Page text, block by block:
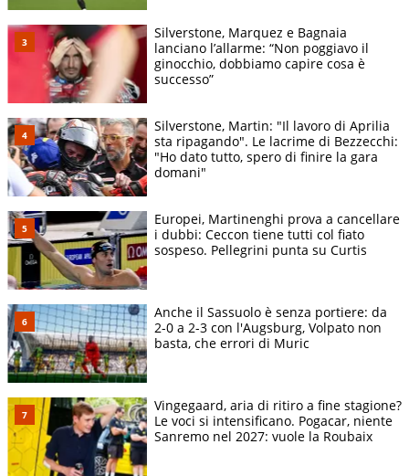
Silverstone, Marquez e Bagnaia
lanciano l’allarme: “Non poggiavo il
ginocchio, dobbiamo capire cosa è
successo”
Silverstone, Martin: "Il lavoro di Aprilia
sta ripagando". Le lacrime di Bezzecchi:
"Ho dato tutto, spero di finire la gara
domani"
Europei, Martinenghi prova a cancellare
i dubbi: Ceccon tiene tutti col fiato
sospeso. Pellegrini punta su Curtis
Anche il Sassuolo è senza portiere: da
2-0 a 2-3 con l'Augsburg, Volpato non
basta, che errori di Muric
Vingegaard, aria di ritiro a fine stagione?
Le voci si intensificano. Pogacar, niente
Sanremo nel 2027: vuole la Roubaix